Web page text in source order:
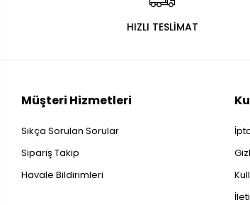
HIZLI TESLİMAT
Müşteri Hizmetleri
Sıkça Sorulan Sorular
Sipariş Takip
Havale Bildirimleri